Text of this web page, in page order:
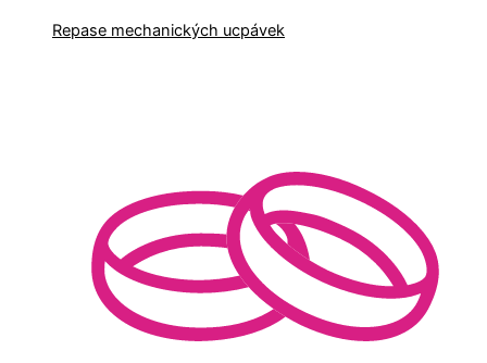
Repase mechanických ucpávek